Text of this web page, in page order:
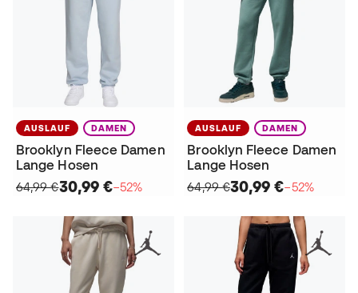
AUSLAUF DAMEN
Brooklyn Fleece Damen
Lange Hosen
64,99 €30,99 €−52%
AUSLAUF DAMEN
Brooklyn Fleece Damen
Lange Hosen
64,99 €30,99 €−52%